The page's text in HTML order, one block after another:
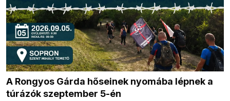
A Rongyos Gárda hőseinek nyomába lépnek a
túrázók szeptember 5-én